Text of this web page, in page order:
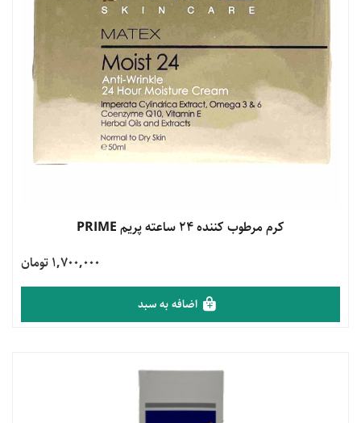
مشاهده محصولکرم مرطوب کننده 24 ساعته پریم PRIME
1,700,000 تومان
اضافه به سبد